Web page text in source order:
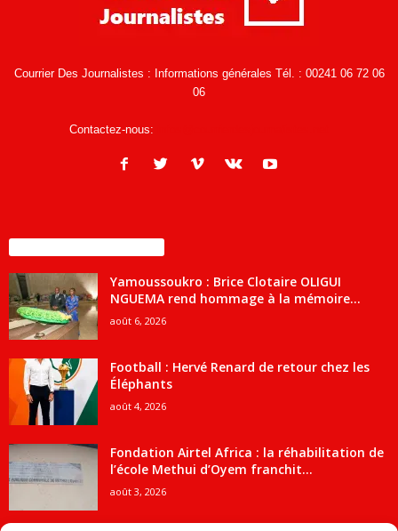
Courrier Des Journalistes : Informations générales Tél. : 00241 06 72 06
06
Contactez-nous:
Yamoussoukro : Brice Clotaire OLIGUI
NGUEMA rend hommage à la mémoire...
août 6, 2026
Football : Hervé Renard de retour chez les
Éléphants
août 4, 2026
Fondation Airtel Africa : la réhabilitation de
l’école Methui d’Oyem franchit...
août 3, 2026